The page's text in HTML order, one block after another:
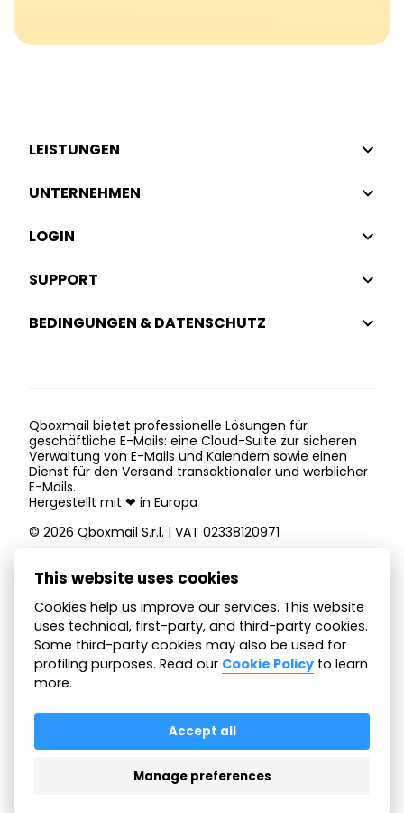
LEISTUNGEN
UNTERNEHMEN
LOGIN
SUPPORT
BEDINGUNGEN & DATENSCHUTZ
Qboxmail bietet professionelle Lösungen für
geschäftliche E-Mails: eine Cloud-Suite zur sicheren
Verwaltung von E-Mails und Kalendern sowie einen
Dienst für den Versand transaktionaler und werblicher
E-Mails.
Hergestellt mit ❤ in Europa
© 2026 Qboxmail S.r.l. | VAT 02338120971
Folgen Sie uns in den sozialen Netzwerken, um
auf dem Laufenden zu bleiben
Français
This website uses cookies
Cookies help us improve our services. This website
uses technical, first-party, and third-party cookies.
Some third-party cookies may also be used for
profiling purposes. Read our Cookie Policy to learn
more.
Accept all
Manage preferences